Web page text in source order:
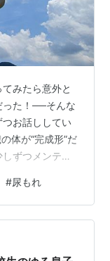
みたら意外と
った！──そんな
つお話ししてい
体が“完成形”だ
ずつメンテナ
飲みたい！特
放置してしま
！！」って、
サーリンク 🌀
やめられた体
#尿もれ